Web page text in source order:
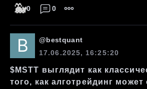
🐳0 0
@bestquant
17.06.2025, 16:25:20
$MSTT выглядит как
того, как алготрейдинг может